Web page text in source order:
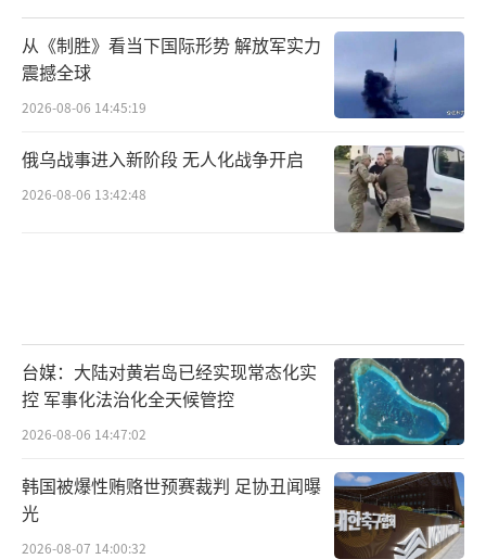
家可能会进行一定的反制；而日本等国家又想
用投资换取关税降低。“各个国家诉求不同。
我感觉，原来自由贸易体系，通过相互降低关
税和关税减让的时代已经过去了。后续是在关
税壁垒高举背景之下，各方从自己的利益出
发，去达成一些关税妥协。所以，国际秩序碎
片化、国际贸易秩序碎片化的时代已经到
业分工复杂演进的背景下，全球的“对等关
税”政策不仅会加剧全球经济衰退风险，还会
产生一系列连锁反应，即各个国家纷纷“效
仿”、被迫反击甚至采取更大强度的反击举
措，最终可能会造成并加深世界范围内新
的“断裂”。
从《制胜》看当下国际形势 解放军实力
震撼全球
2026-08-06 14:45:19
俄乌战事进入新阶段 无人化战争开启
2026-08-06 13:42:48
台媒：大陆对黄岩岛已经实现常态化实
控 军事化法治化全天候管控
2026-08-06 14:47:02
韩国被爆性贿赂世预赛裁判 足协丑闻曝
光
2026-08-07 14:00:32